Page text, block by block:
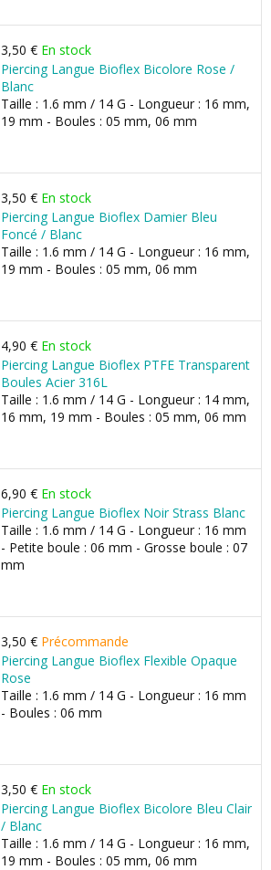
3,50 € En stock
Piercing Langue Bioflex Bicolore Rose /
Blanc
Taille : 1.6 mm / 14 G - Longueur : 16 mm,
19 mm - Boules : 05 mm, 06 mm
3,50 € En stock
Piercing Langue Bioflex Damier Bleu
Foncé / Blanc
Taille : 1.6 mm / 14 G - Longueur : 16 mm,
19 mm - Boules : 05 mm, 06 mm
4,90 € En stock
Piercing Langue Bioflex PTFE Transparent
Boules Acier 316L
Taille : 1.6 mm / 14 G - Longueur : 14 mm,
16 mm, 19 mm - Boules : 05 mm, 06 mm
6,90 € En stock
Piercing Langue Bioflex Noir Strass Blanc
Taille : 1.6 mm / 14 G - Longueur : 16 mm
- Petite boule : 06 mm - Grosse boule : 07
mm
3,50 € Précommande
Piercing Langue Bioflex Flexible Opaque
Rose
Taille : 1.6 mm / 14 G - Longueur : 16 mm
- Boules : 06 mm
3,50 € En stock
Piercing Langue Bioflex Bicolore Bleu Clair
/ Blanc
Taille : 1.6 mm / 14 G - Longueur : 16 mm,
19 mm - Boules : 05 mm, 06 mm